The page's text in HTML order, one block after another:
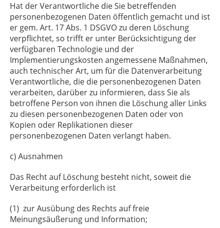
Hat der Verantwortliche die Sie betreffenden
personenbezogenen Daten öffentlich gemacht und ist
er gem. Art. 17 Abs. 1 DSGVO zu deren Löschung
verpflichtet, so trifft er unter Berücksichtigung der
verfügbaren Technologie und der
Implementierungskosten angemessene Maßnahmen,
auch technischer Art, um für die Datenverarbeitung
Verantwortliche, die die personenbezogenen Daten
verarbeiten, darüber zu informieren, dass Sie als
betroffene Person von ihnen die Löschung aller Links
zu diesen personenbezogenen Daten oder von
Kopien oder Replikationen dieser
personenbezogenen Daten verlangt haben.
c) Ausnahmen
Das Recht auf Löschung besteht nicht, soweit die
Verarbeitung erforderlich ist
(1) zur Ausübung des Rechts auf freie
Meinungsäußerung und Information;